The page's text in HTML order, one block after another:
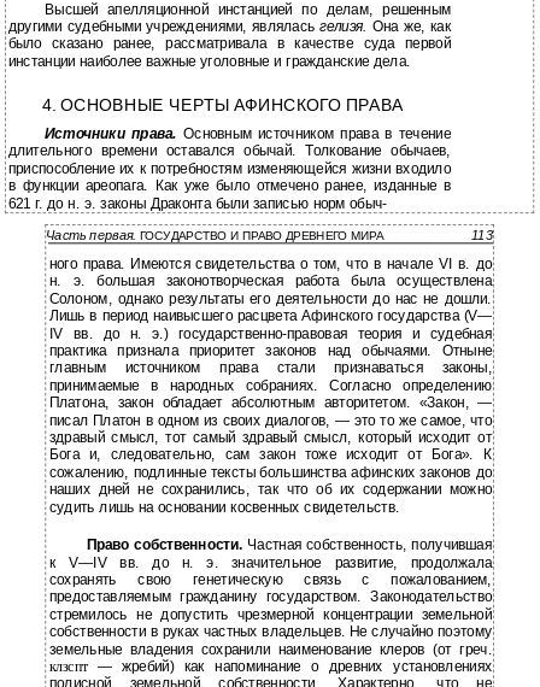
Высшей апелляционной инстанцией по делам, решенным
другими судебными учреждениями, являласьгелиэя. Она же, как
было сказано ранее, рассматривала в качестве суда первой
инстанции наиболее важные уголовные и гражданские дела.
4. ОСНОВНЫЕ ЧЕРТЫ АФИНСКОГО ПРАВА
Источники права.Основным источником права в течение
длительного времени оставался обычай. Толкование обычаев,
приспособление их к потребностям изменяющейся жизни входило
в функции ареопага. Как уже было отмечено ранее, изданные в
621 г. до н. э. законы Драконта были записью норм обыч-
Часть первая. ГОСУДАРСТВО И ПРАВО ДРЕВНЕГО МИРА 113
ного права. Имеются свидетельства о том, что в начале VI в. до
н. э. большая законотворческая работа была осуществлена
Солоном, однако результаты его деятельности до нас не дошли.
Лишь в период наивысшего расцвета Афинского государства (V—
IV вв. до н. э.) государственно-правовая теория и судебная
практика признала приоритет законов над обычаями. Отныне
главным источником права стали признаваться законы,
принимаемые в народных собраниях. Согласно определению
Платона, закон обладает абсолютным авторитетом. «Закон, —
писал Платон в одном из своих диалогов, — это то же самое, что
здравый смысл, тот самый здравый смысл, который исходит от
Бога и, следовательно, сам закон тоже исходит от Бога». К
сожалению, подлинные тексты большинства афинских законов до
наших дней не сохранились, так что об их содержании можно
судить лишь на основании косвенных свидетельств.
Право собственности. Частная собственность, получившая
к V—IV вв. до н. э. значительное развитие, продолжала
сохранять свою генетическую связь с пожалованием,
предоставляемым гражданину государством. Законодательство
стремилось не допустить чрезмерной концентрации земельной
собственности в руках частных владельцев. Не случайно поэтому
земельные владения сохранили наименование клеров (от греч.
клзспт — жребий) как напоминание о древних установлениях